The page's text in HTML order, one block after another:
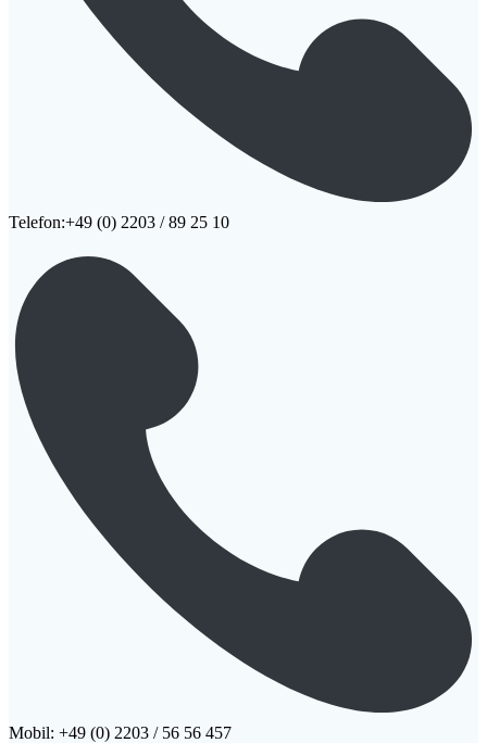
Telefon:+49 (0) 2203 / 89 25 10
Mobil: +49 (0) 2203 / 56 56 457